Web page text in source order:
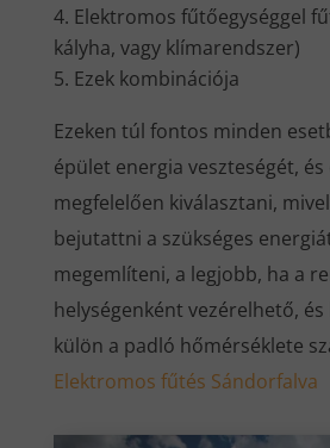
Elektromos fűtőegységgel
kályha, vagy klímarendszer)
Ezek kombinációja
Ezeken túl fontos minden
épület energia veszteségét, és
megfelelően kiválasztani,
bejutattni a szükséges
megemlíteni, a legjobb, ha a
helységenként vezérelhető, és
külön a padló hőmérséklete
Elektromos fűtés Sándorfalva